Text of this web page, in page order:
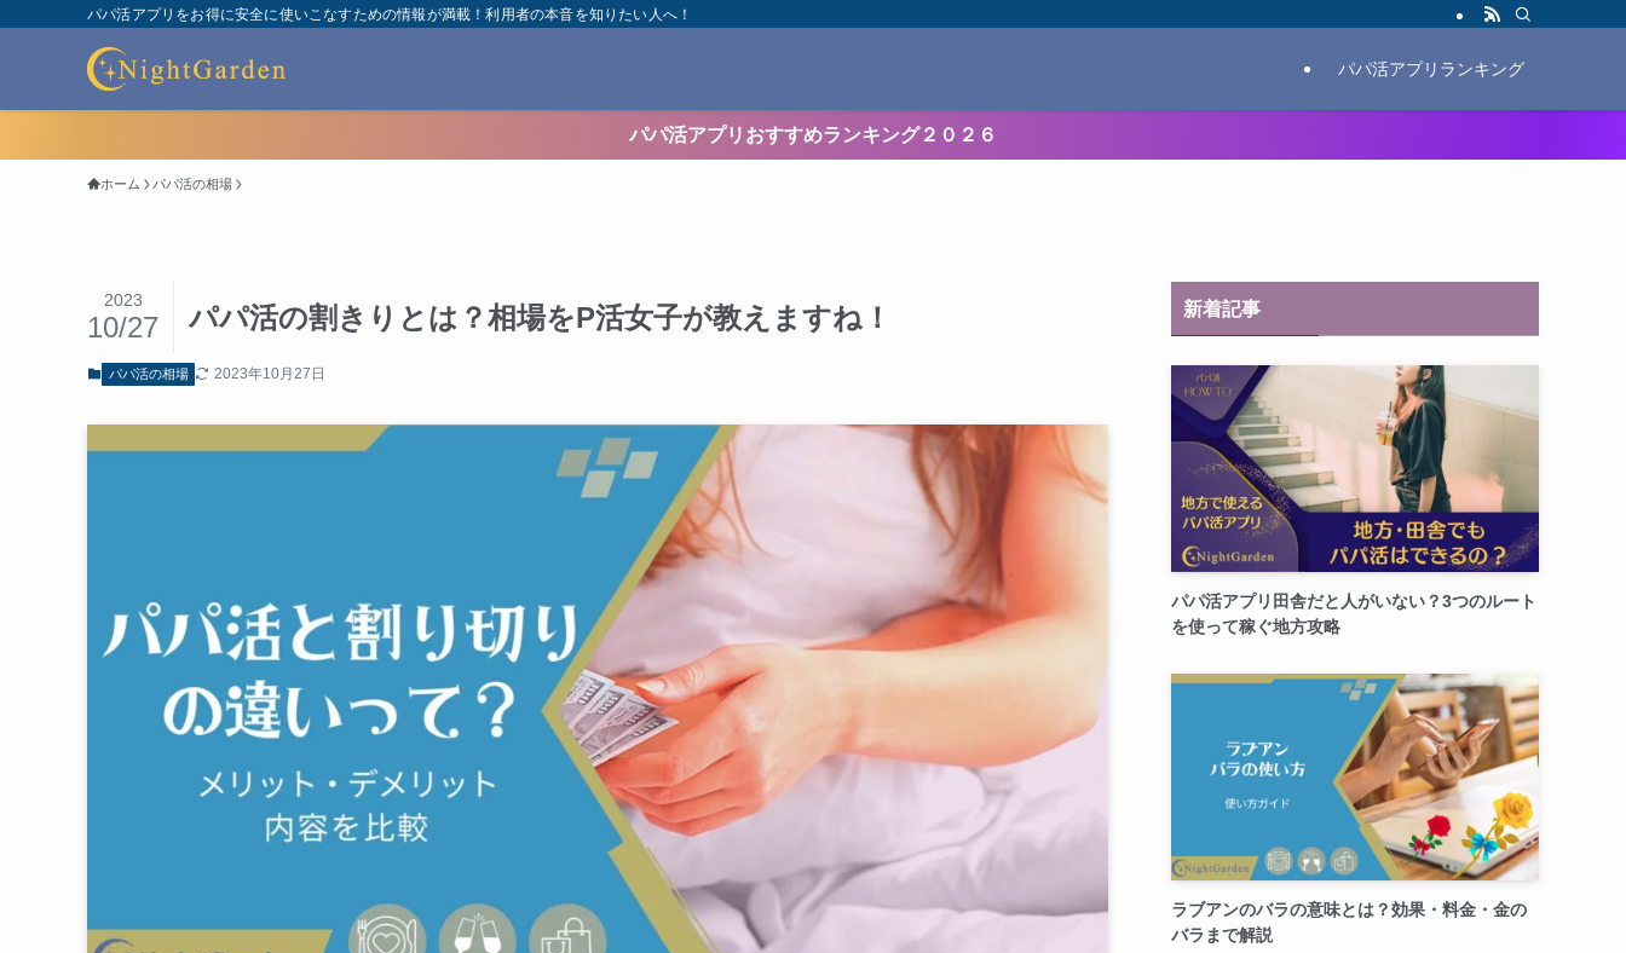
パパ活アプリをお得に安全に使いこなすための情報が満載！利用者の本音を知りたい人へ！
パパ活アプリランキング
パパ活アプリおすすめランキング２０２６
ホーム パパ活の相場
パパ活の割きりとは？相場をP活女子が教えますね！
2023
10/27
パパ活の相場 2023年10月27日
新着記事
パパ活アプリ田舎だと人がいない？3つのルート
を使って稼ぐ地方攻略
ラブアンのバラの意味とは？効果・料金・金の
バラまで解説